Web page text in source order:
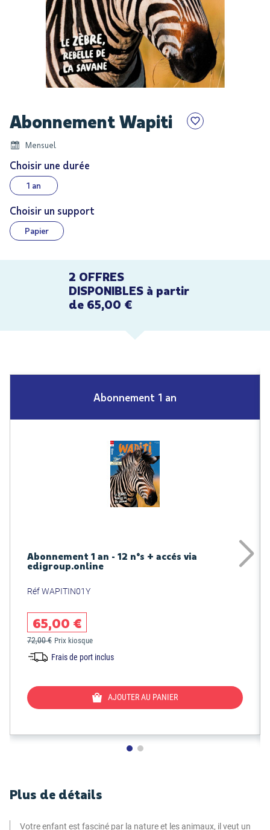
to
beginning
of
the
images
gallery
Abonnement Wapiti
Mensuel
Choisir une durée
1 an
Choisir un support
Papier
2 OFFRES
DISPONIBLES à partir
de 65,00 €
Abonnement 1 an
Abonnement 1 an - 12 n°s + accés via
edigroup.online
Réf WAPITIN01Y
65,00 €
72,00 € Prix kiosque
Frais de port inclus
AJOUTER AU PANIER
Plus de détails
Votre enfant est fasciné par la nature et les animaux, il veut un